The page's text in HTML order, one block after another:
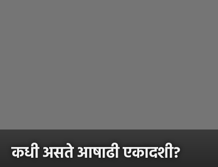
कधी असते आषाढी एकादशी?